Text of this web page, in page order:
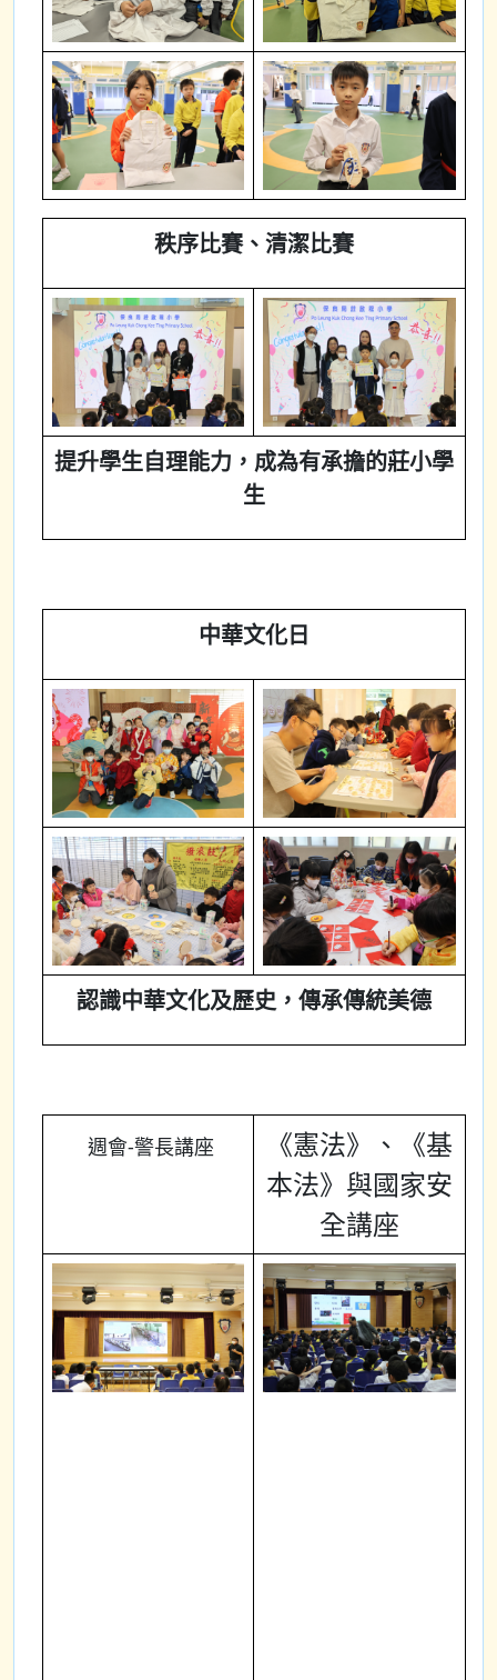
秩序比賽、清潔比賽
提升學生自理能力，成為有承擔的莊小學
生
中華文化日
認識中華文化及歷史，傳承傳統美德
週會-警長講座
《憲法》、《基
本法》與國家安
全講座